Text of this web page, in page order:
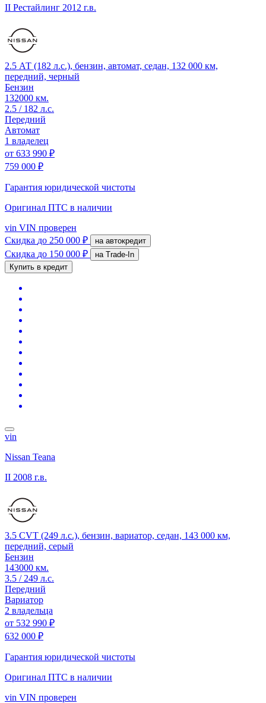
II Рестайлинг 2012 г.в.
2.5 АТ (182 л.с.), бензин, автомат, седан, 132 000 км,
передний, черный
Бензин
132000 км.
2.5 / 182 л.с.
Передний
Автомат
1 владелец
от 633 990 ₽
759 000 ₽
Гарантия юридической чистоты
Оригинал ПТС в наличии
vin VIN проверен
Скидка до 250 000 ₽ на автокредит
Скидка до 150 000 ₽
на Trade-In
Купить в кредит
vin
Nissan Teana
II 2008 г.в.
3.5 CVT (249 л.с.), бензин, вариатор, седан, 143 000 км,
передний, серый
Бензин
143000 км.
3.5 / 249 л.с.
Передний
Вариатор
2 владельца
от 532 990 ₽
632 000 ₽
Гарантия юридической чистоты
Оригинал ПТС в наличии
vin VIN проверен